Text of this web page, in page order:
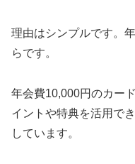
理由はシンプルです。
らです。
年会費10,000円のカー
イントや特典を活用で
しています。